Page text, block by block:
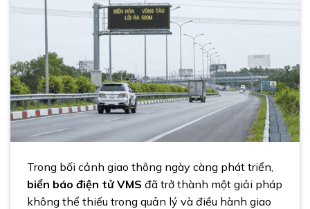
Trong bối cảnh giao thông ngày càng phát triển,
biển báo điện tử VMS đã trở thành một giải pháp
không thể thiếu trong quản lý và điều hành giao